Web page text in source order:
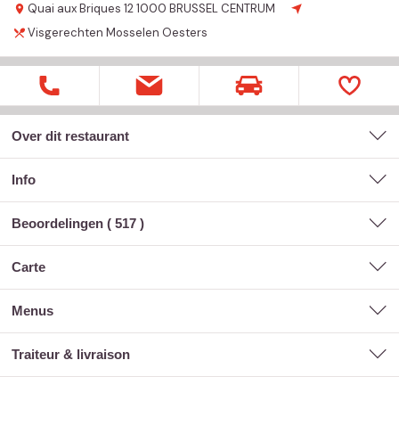
Quai aux Briques 121000 BRUSSEL CENTRUM
Visgerechten Mosselen Oesters
Over dit restaurant
Info
Beoordelingen ( 517 )
carte
menus
traiteur & livraison